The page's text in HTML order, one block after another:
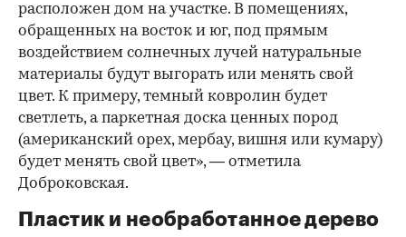
расположен дом на участке. В помещениях,
обращенных на восток и юг, под прямым
воздействием солнечных лучей натуральные
материалы будут выгорать или менять свой
цвет. К примеру, темный ковролин будет
светлеть, а паркетная доска ценных пород
(американский орех, мербау, вишня или кумару)
будет менять свой цвет», — отметила
Доброковская.
Пластик и необработанное дерево